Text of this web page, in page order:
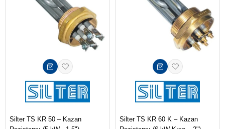
Silter TS KR 50 – Kazan
Silter TS KR 60 K – Kazan